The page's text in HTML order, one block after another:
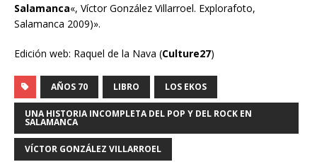
Salamanca«, Víctor González Villarroel. Explorafoto,
Salamanca 2009)».
Edición web: Raquel de la Nava (Culture27)
AÑOS 70 LIBRO LOS EKOS
UNA HISTORIA INCOMPLETA DEL POP Y DEL ROCK EN
SALAMANCA
VÍCTOR GONZÁLEZ VILLARROEL